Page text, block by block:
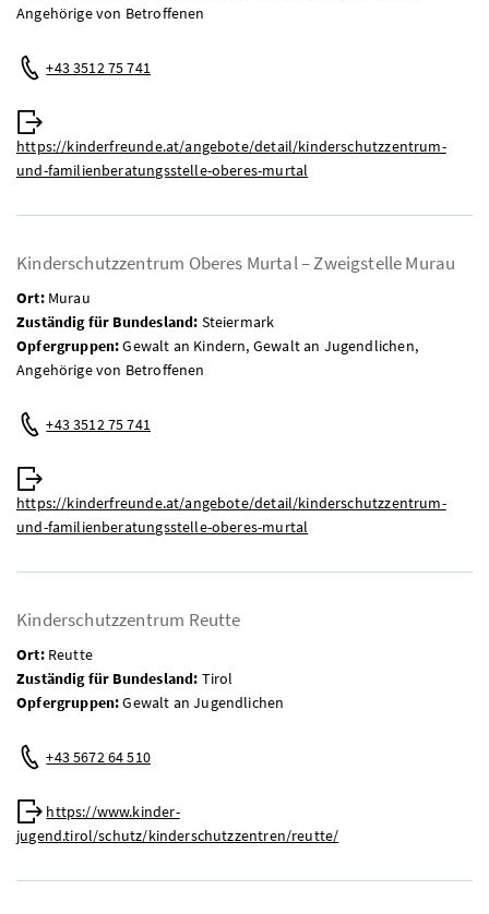
Angehörige von Betroffenen
Telefon:
+43 3512 75 741
https://kinderfreunde.at/angebote/detail/kinderschutzzentrum-
und-familienberatungsstelle-oberes-murtal
Kinderschutzzentrum Oberes Murtal – Zweigstelle Murau
Ort:Murau
Zuständig für Bundesland: Steiermark
Opfergruppen:Gewalt an Kindern, Gewalt an Jugendlichen,
Angehörige von Betroffenen
Telefon:
+43 3512 75 741
https://kinderfreunde.at/angebote/detail/kinderschutzzentrum-
und-familienberatungsstelle-oberes-murtal
Kinderschutzzentrum Reutte
Ort:Reutte
Zuständig für Bundesland: Tirol
Opfergruppen:Gewalt an Jugendlichen
Telefon:
+43 5672 64 510
Web:
https://www.kinder-
jugend.tirol/schutz/kinderschutzzentren/reutte/